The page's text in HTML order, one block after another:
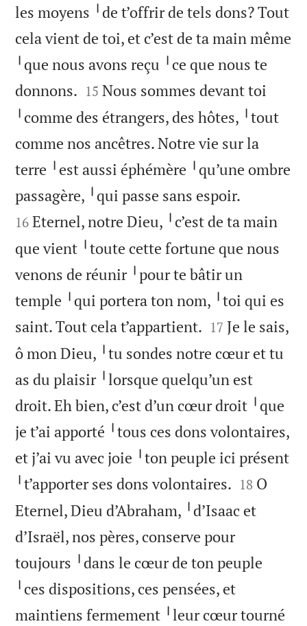
les moyens ╵de t’offrir de tels dons? Tout
cela vient de toi, et c’est de ta main même
╵que nous avons reçu ╵ce que nous te
donnons. 

15 Nous sommes devant toi
╵comme des étrangers, des hôtes, ╵tout
comme nos ancêtres. Notre vie sur la
terre ╵est aussi éphémère ╵qu’une ombre
passagère, ╵qui passe sans espoir.
16 Eternel, notre Dieu, ╵c’est de ta main
que vient ╵toute cette fortune que nous
venons de réunir ╵pour te bâtir un
temple ╵qui portera ton nom, ╵toi qui es
saint. Tout cela t’appartient. 

17 Je le sais,
ô mon Dieu, ╵tu sondes notre cœur et tu
as du plaisir ╵lorsque quelqu’un est
droit. Eh bien, c’est d’un cœur droit ╵que
je t’ai apporté ╵tous ces dons volontaires,
et j’ai vu avec joie ╵ton peuple ici présent
╵t’apporter ses dons volontaires. 

18 O
Eternel, Dieu d’Abraham, ╵d’Isaac et
d’Israël, nos pères, conserve pour
toujours ╵dans le cœur de ton peuple
╵ces dispositions, ces pensées, et
maintiens fermement ╵leur cœur tourné